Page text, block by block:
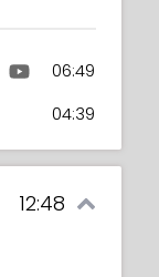
06:49
04:39
12:48